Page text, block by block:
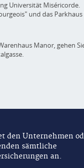
Universität Miséricorde.
und das Parkhaus
Manor, gehen
den Unternehmen
sämtliche
an.